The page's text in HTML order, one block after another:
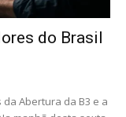
do Brasil
Abertura da B3 e a